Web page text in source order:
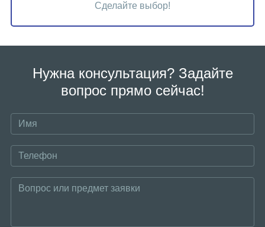
Сделайте выбор!
Нужна консультация? Задайте
вопрос прямо сейчас!